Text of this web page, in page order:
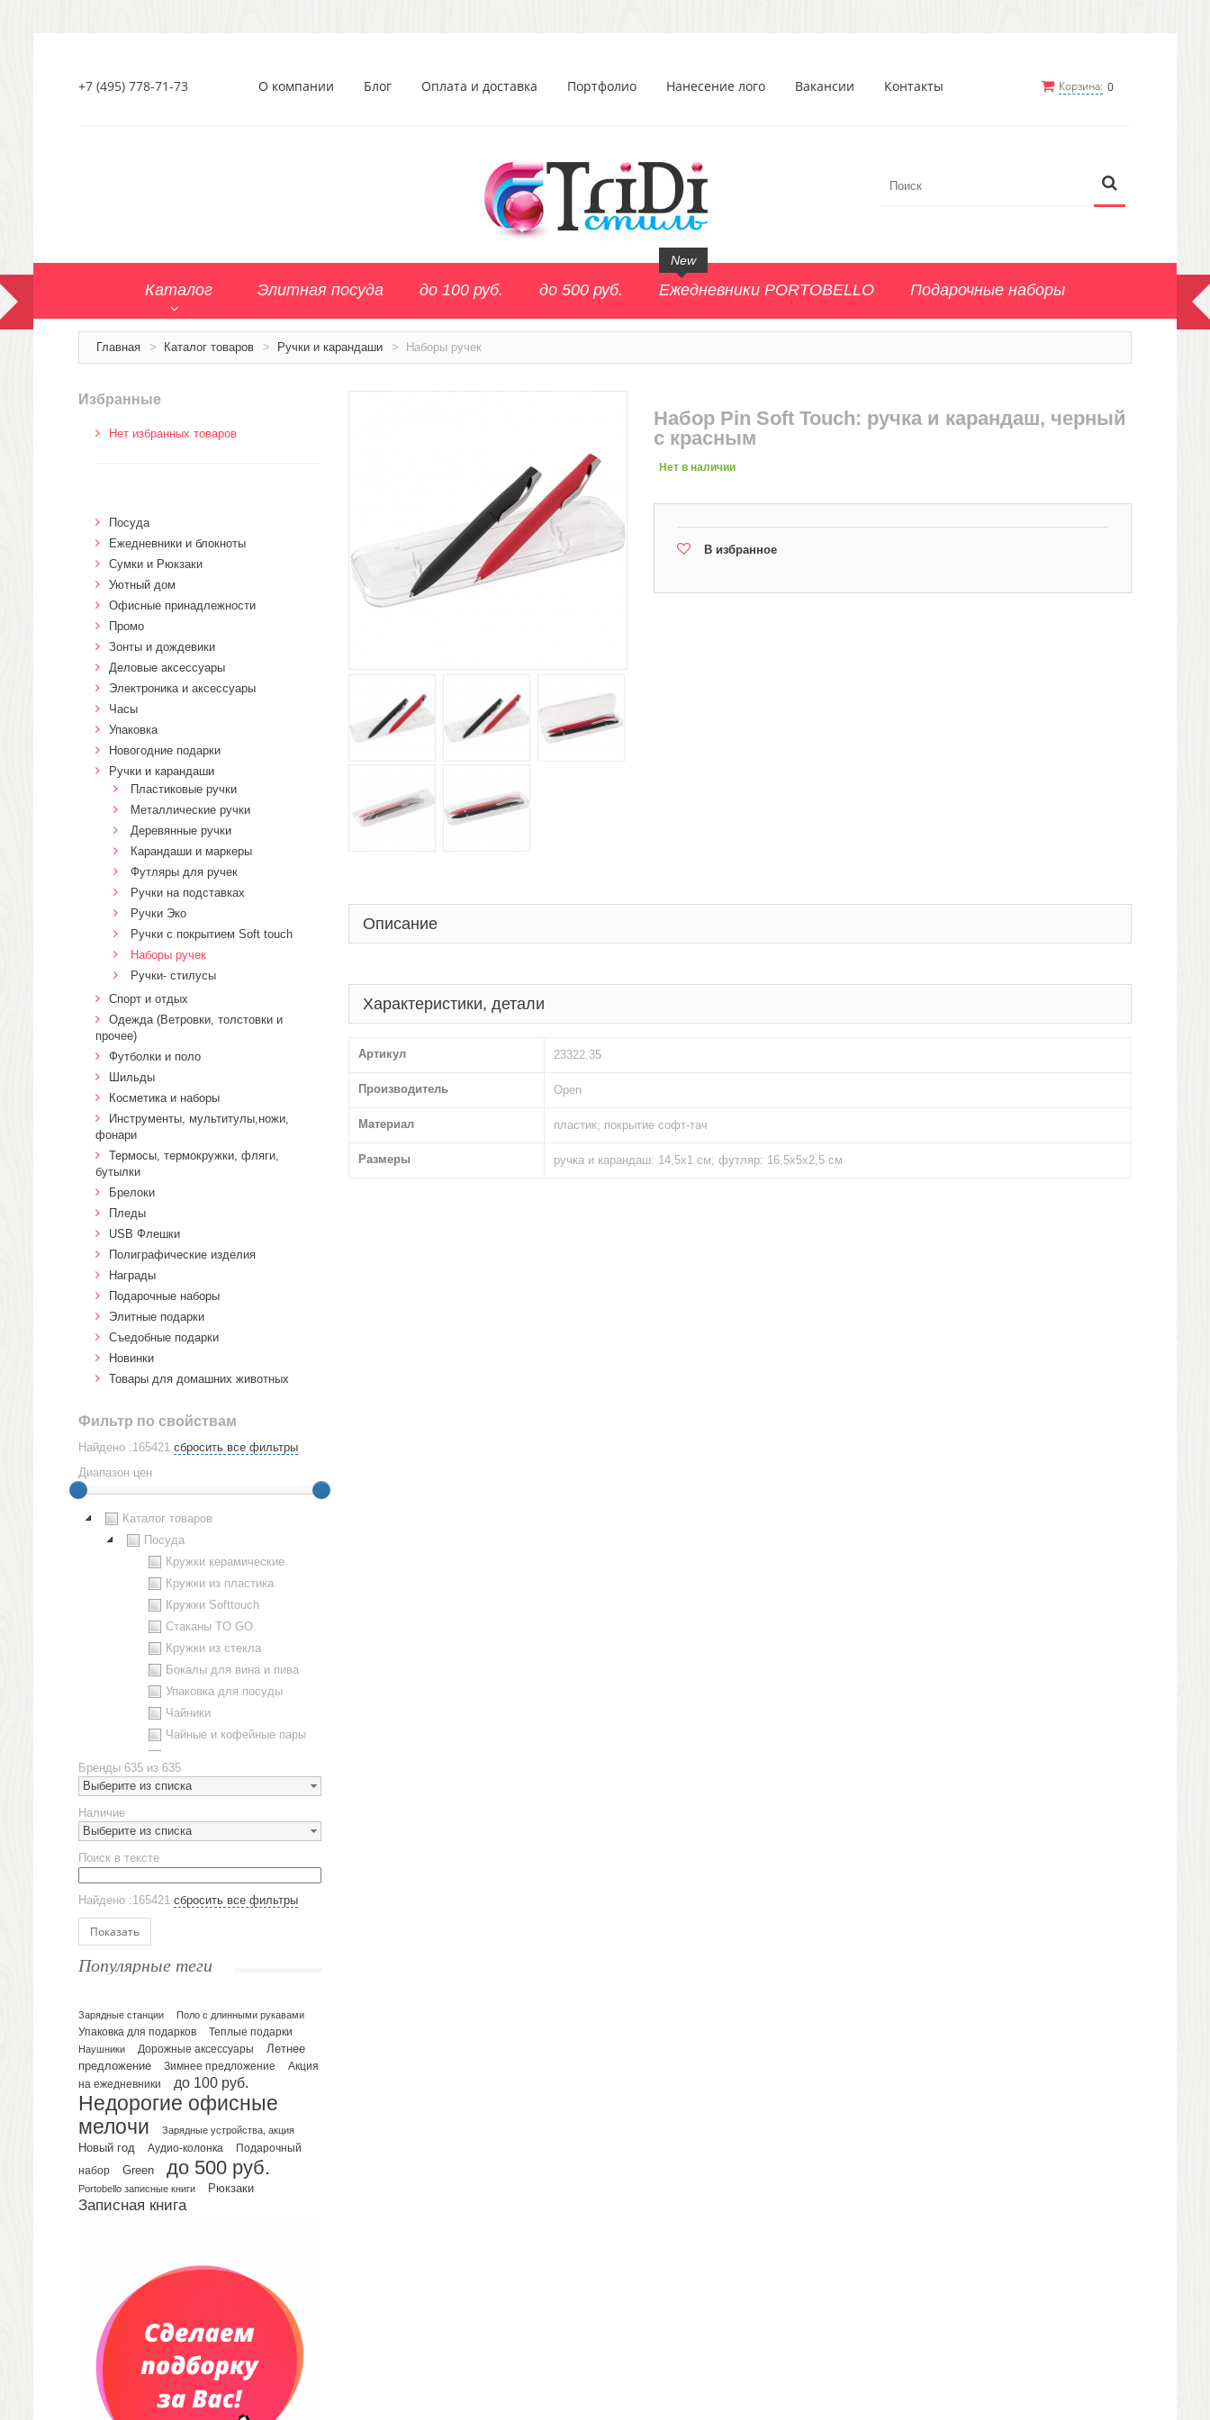
Корзина: 0
+7 (495) 778-71-73 О компании Блог Оплата и доставка Портфолио Нанесение лого Вакансии Контакты
Каталог Элитная посуда до 100 руб. до 500 руб. Ежедневники PORTOBELLO
New
Подарочные наборы
Главная > Каталог товаров > Ручки и карандаши > Наборы ручек
Набор Pin Soft Touch: ручка и карандаш, черный
с красным
Нет в наличии
В избранное
Описание
Характеристики, детали
Артикул 23322.35
Производитель Open
Материал пластик; покрытие софт-тач
Размеры ручка и карандаш: 14,5х1 см; футляр: 16,5х5х2,5 см
Избранные
Нет избранных товаров
Посуда
Ежедневники и блокноты
Сумки и Рюкзаки
Уютный дом
Офисные принадлежности
Промо
Зонты и дождевики
Деловые аксессуары
Электроника и аксессуары
Часы
Упаковка
Новогодние подарки
Ручки и карандаши
Пластиковые ручки
Металлические ручки
Деревянные ручки
Карандаши и маркеры
Футляры для ручек
Ручки на подставках
Ручки Эко
Ручки с покрытием Soft touch
Наборы ручек
Ручки- стилусы
Спорт и отдых
Одежда (Ветровки, толстовки и
прочее)
Футболки и поло
Шильды
Косметика и наборы
Инструменты, мультитулы,ножи,
фонари
Термосы, термокружки, фляги,
бутылки
Брелоки
Пледы
USB Флешки
Полиграфические изделия
Награды
Подарочные наборы
Элитные подарки
Cъедобные подарки
Новинки
Товары для домашних животных
Фильтр по свойствам
Найдено :165421 сбросить все фильтры
Диапазон цен
Каталог товаров
Посуда
Кружки керамические
Кружки из пластика
Кружки Softtouch
Стаканы TO GO
Кружки из стекла
Бокалы для вина и пива
Упаковка для посуды
Чайники
Чайные и кофейные пары
Наборы посуды
Предметы сервировки
Стаканы
Эко кружки
ЕВРОПОСУДА
Аксессуары
Ежедневники и блокноты
Датированные ежедневники
Планинги и телефонные книжки
Планинги датированные
Планинги недатированные
Телефонные книжки
Еженедельники
Органайзер на ежедневник
Сумки и Рюкзаки
Сумки для планшетов и ноутбуков
Рюкзаки
Конференц-сумки
Несессеры и косметички
Портфели
Чехлы для планшетов и ноутбуков
Сумка на пояс или шею
Аксессуары
Бренды 635 из 635
Выберите из списка
Наличие
Выберите из списка
Поиск в тексте
Найдено :165421 сбросить все фильтры
Показать
Популярные теги
Зарядные станции Поло с длинными рукавами
Упаковка для подарков
Теплые подарки
Наушники
Дорожные аксессуары
Летнее
предложение
Зимнее предложение
Акция
на ежедневники
до 100 руб.
Недорогие офисные
мелочи
Зарядные устройства, акция
Новый год Аудио-колонка
Подарочный
набор
Green до 500 руб.
Portobello записные книги Рюкзаки
Записная книга